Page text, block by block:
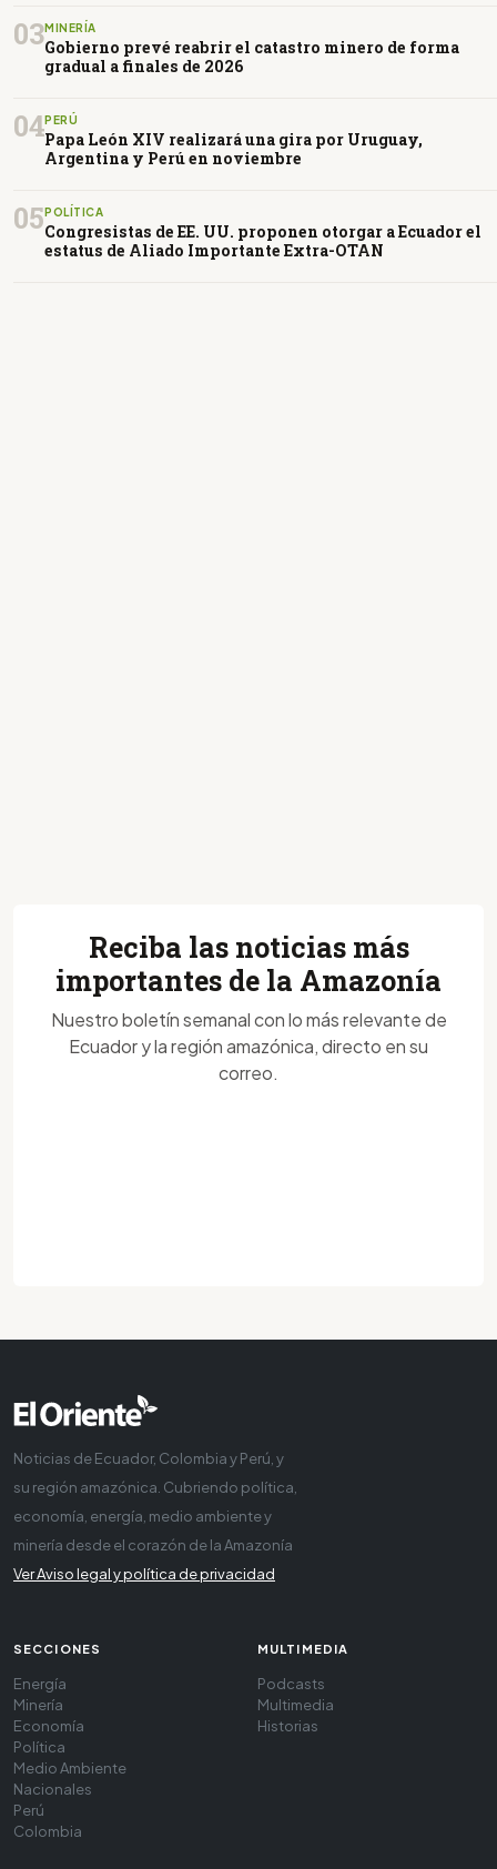
03MINERÍA
Gobierno prevé reabrir el catastro minero de forma
gradual a finales de 2026
04PERÚ
Papa León XIV realizará una gira por Uruguay,
Argentina y Perú en noviembre
05POLÍTICA
Congresistas de EE. UU. proponen otorgar a Ecuador el
estatus de Aliado Importante Extra-OTAN
Reciba las noticias más
importantes de la Amazonía
Nuestro boletín semanal con lo más relevante de
Ecuador y la región amazónica, directo en su
correo.
Noticias de Ecuador, Colombia y Perú, y
su región amazónica. Cubriendo política,
economía, energía, medio ambiente y
minería desde el corazón de la Amazonía
Ver Aviso legal y política de privacidad
SECCIONES
Energía
Minería
Economía
Política
Medio Ambiente
Nacionales
Perú
Colombia
MULTIMEDIA
Podcasts
Multimedia
Historias